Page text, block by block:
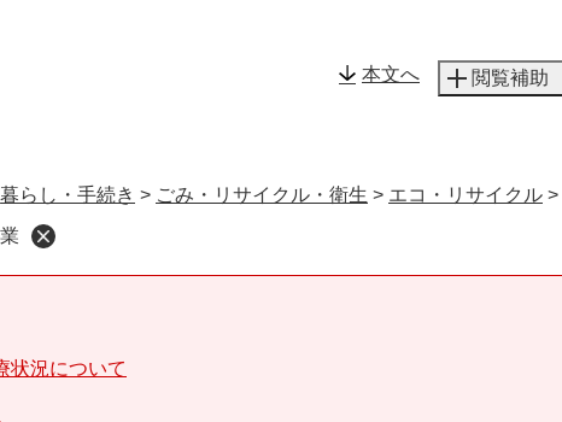
本文へ 閲覧補助
暮らし・手続き > ごみ・リサイクル・衛生 > エコ・リサイクル >
状況について